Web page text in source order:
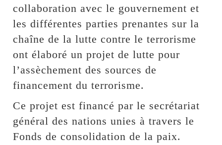
collaboration avec le gouvernement et
les différentes parties prenantes sur la
chaîne de la lutte contre le terrorisme
ont élaboré un projet de lutte pour
l’assèchement des sources de
financement du terrorisme.
Ce projet est financé par le secrétariat
général des nations unies à travers le
Fonds de consolidation de la paix.